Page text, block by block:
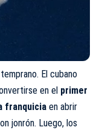
El cubano
en el primer
franquicia en abrir
jonrón. Luego, los